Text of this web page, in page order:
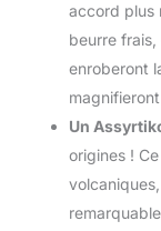
accord plus
beurre
enroberont
Un
origines !